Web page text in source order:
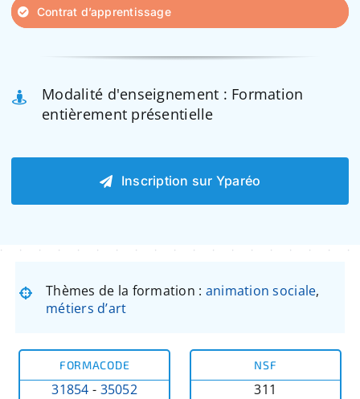
Contrat d’apprentissage
Modalité d'enseignement : Formation
entièrement présentielle
Inscription sur Yparéo
Thèmes de la formation : animation sociale,
métiers d’art
FORMACODE
31854 - 35052
NSF
311